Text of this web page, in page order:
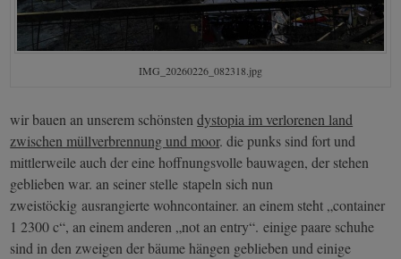
IMG_20260226_082318.jpg
wir bauen an unserem schönstendystopia im verlorenen land
zwischen müllverbrennung und moor. die punks sind fort und
mittlerweile auch der eine hoffnungsvolle bauwagen, der stehen
geblieben war. an seiner stelle stapeln sich nun
zweistöckig ausrangierte wohncontainer. an einem steht „container
1 2300 c“, an einem anderen „not an entry“. einige paare schuhe
sind in den zweigen der bäume hängen geblieben und einige